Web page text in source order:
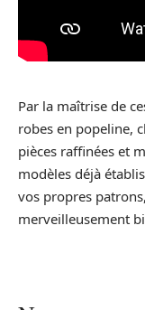
Par la maîtrise de
robes en popeline,
pièces raffinées et
modèles déjà
vos propres
merveilleusement